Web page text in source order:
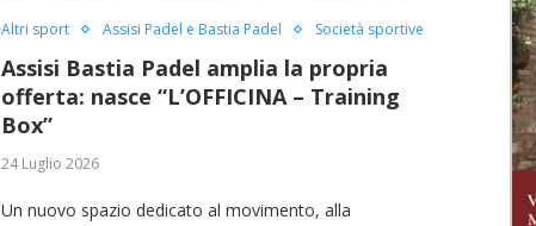
Altri sport Assisi Padel e Bastia Padel Società sportive
Assisi Bastia Padel amplia la propria
offerta: nasce “L’OFFICINA – Training
Box”
24 Luglio 2026
Un nuovo spazio dedicato al movimento, alla